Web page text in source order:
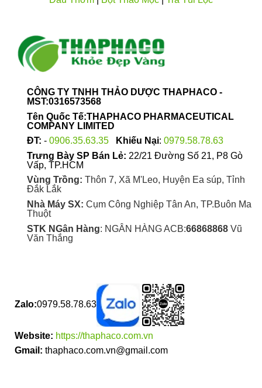
CÔNG TY TNHH THẢO DƯỢC THAPHACO -
MST:0316573568
Tên Quốc Tế:THAPHACO PHARMACEUTICAL
COMPANY LIMITED
ĐT: - 0906.35.63.35 Khiếu Nại: 0979.58.78.63
Trưng Bày SP Bán Lẻ: 22/21 Đường Số 21, P8 Gò
Vấp, TP.HCM
Vùng Trồng: Thôn 7, Xã M'Leo, Huyện Ea súp, Tỉnh
Đắk Lắk
Nhà Máy SX: Cụm Công Nghiệp Tân An, TP.Buôn Ma
Thuột
STK NGân Hàng: NGÂN HÀNG ACB:66868868Vũ
Văn Thắng
Zalo:0979.58.78.63
Website: https://thaphaco.com.vn
Gmail: thaphaco.com.vn@gmail.com